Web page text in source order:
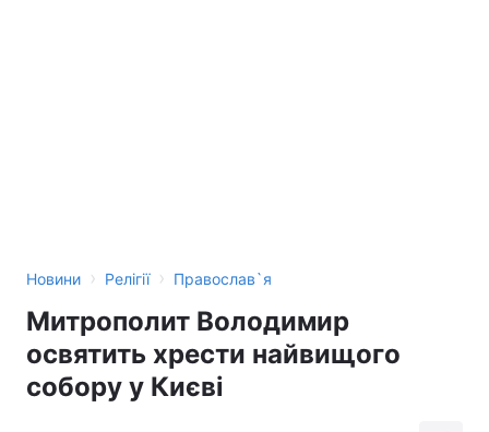
Новини › Релігії › Православ`я
Митрополит Володимир
освятить хрести найвищого
собору у Києві